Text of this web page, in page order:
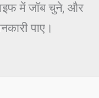
में जॉब चुने, और
पाए।